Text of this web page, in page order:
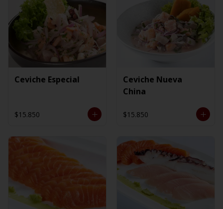
Ceviche Especial
$15.850
Ceviche Nueva
China
$15.850